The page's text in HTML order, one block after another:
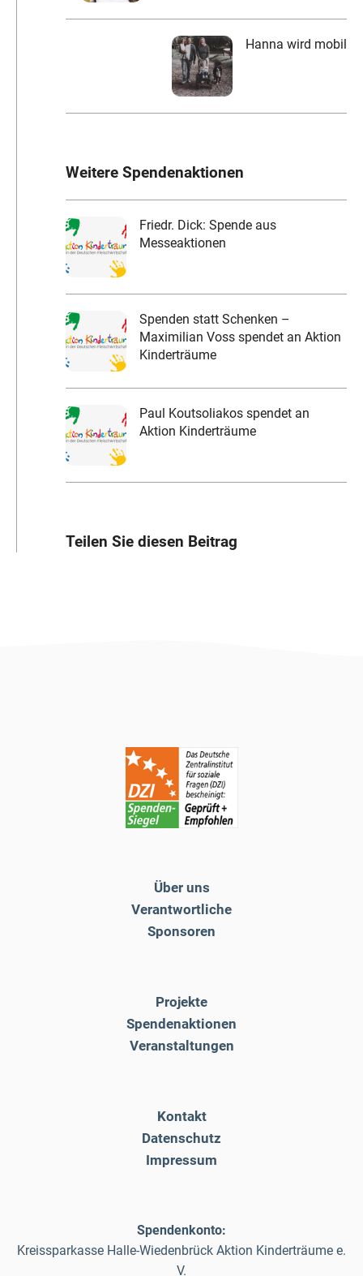
Hanna wird mobil
Weitere Spendenaktionen
Friedr. Dick: Spende aus
Messeaktionen
Spenden statt Schenken –
Maximilian Voss spendet an Aktion
Kinderträume
Paul Koutsoliakos spendet an
Aktion Kinderträume
Teilen Sie diesen Beitrag
Über uns
Verantwortliche
Sponsoren
Projekte
Spendenaktionen
Veranstaltungen
Kontakt
Datenschutz
Impressum
Spendenkonto:
Kreissparkasse Halle-Wiedenbrück Aktion Kinderträume e.
V.